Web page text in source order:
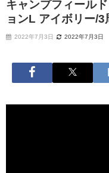
キャンプフィール
ョンL アイボリー/3
2022年7月3日 2022年7月3日